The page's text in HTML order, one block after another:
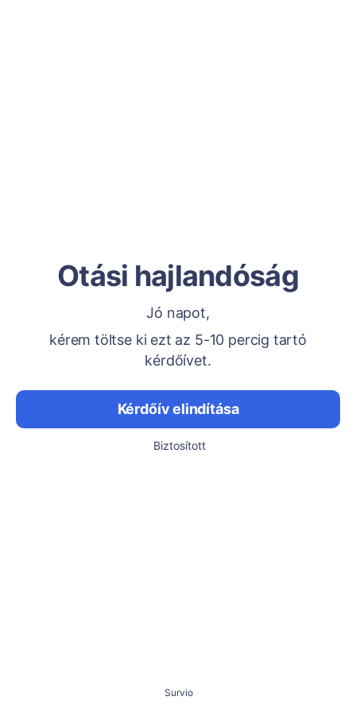
Otási hajlandóság
Jó napot,
kérem töltse ki ezt az 5-10 percig tartó
kérdőívet.
Kérdőív elindítása
Biztosított
Survio